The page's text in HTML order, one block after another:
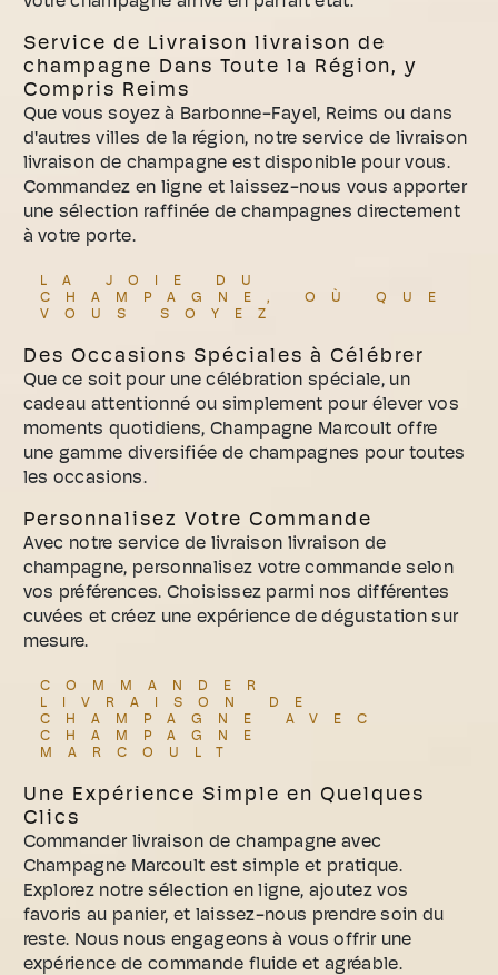
Service de Livraison livraison de
champagne Dans Toute la Région, y
Compris Reims
Que vous soyez à Barbonne-Fayel, Reims ou dans
d'autres villes de la région, notre service de livraison
livraison de champagne est disponible pour vous.
Commandez en ligne et laissez-nous vous apporter
une sélection raffinée de champagnes directement
à votre porte.
LA JOIE DU
CHAMPAGNE, OÙ QUE
VOUS SOYEZ
Des Occasions Spéciales à Célébrer
Que ce soit pour une célébration spéciale, un
cadeau attentionné ou simplement pour élever vos
moments quotidiens, Champagne Marcoult offre
une gamme diversifiée de champagnes pour toutes
les occasions.
Personnalisez Votre Commande
Avec notre service de livraison livraison de
champagne, personnalisez votre commande selon
vos préférences. Choisissez parmi nos différentes
cuvées et créez une expérience de dégustation sur
mesure.
COMMANDER
LIVRAISON DE
CHAMPAGNE AVEC
CHAMPAGNE
MARCOULT
Une Expérience Simple en Quelques
Clics
Commander livraison de champagne avec
Champagne Marcoult est simple et pratique.
Explorez notre sélection en ligne, ajoutez vos
favoris au panier, et laissez-nous prendre soin du
reste. Nous nous engageons à vous offrir une
expérience de commande fluide et agréable.